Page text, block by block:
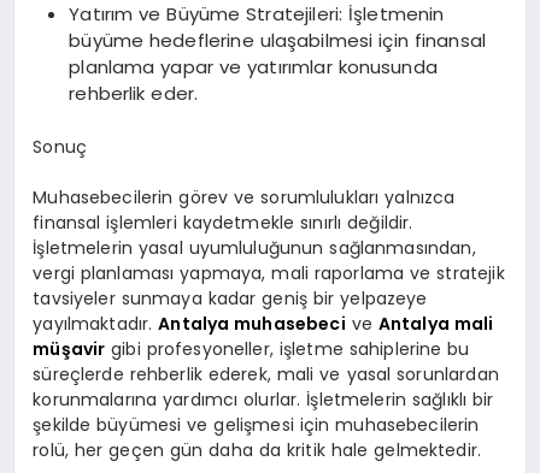
Yatırım ve Büyüme Stratejileri: İşletmenin
büyüme hedeflerine ulaşabilmesi için finansal
planlama yapar ve yatırımlar konusunda
rehberlik eder.
Sonuç
Muhasebecilerin görev ve sorumlulukları yalnızca
finansal işlemleri kaydetmekle sınırlı değildir.
İşletmelerin yasal uyumluluğunun sağlanmasından,
vergi planlaması yapmaya, mali raporlama ve stratejik
tavsiyeler sunmaya kadar geniş bir yelpazeye
yayılmaktadır.Antalya muhasebeci ve Antalya mali
müşavir gibi profesyoneller, işletme sahiplerine bu
süreçlerde rehberlik ederek, mali ve yasal sorunlardan
korunmalarına yardımcı olurlar. İşletmelerin sağlıklı bir
şekilde büyümesi ve gelişmesi için muhasebecilerin
rolü, her geçen gün daha da kritik hale gelmektedir.